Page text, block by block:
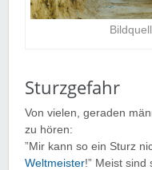
Sturzgefahr
Von vielen, geraden
zu hören:
”Mir kann so ein Sturz
Weltmeister!” Meist sind